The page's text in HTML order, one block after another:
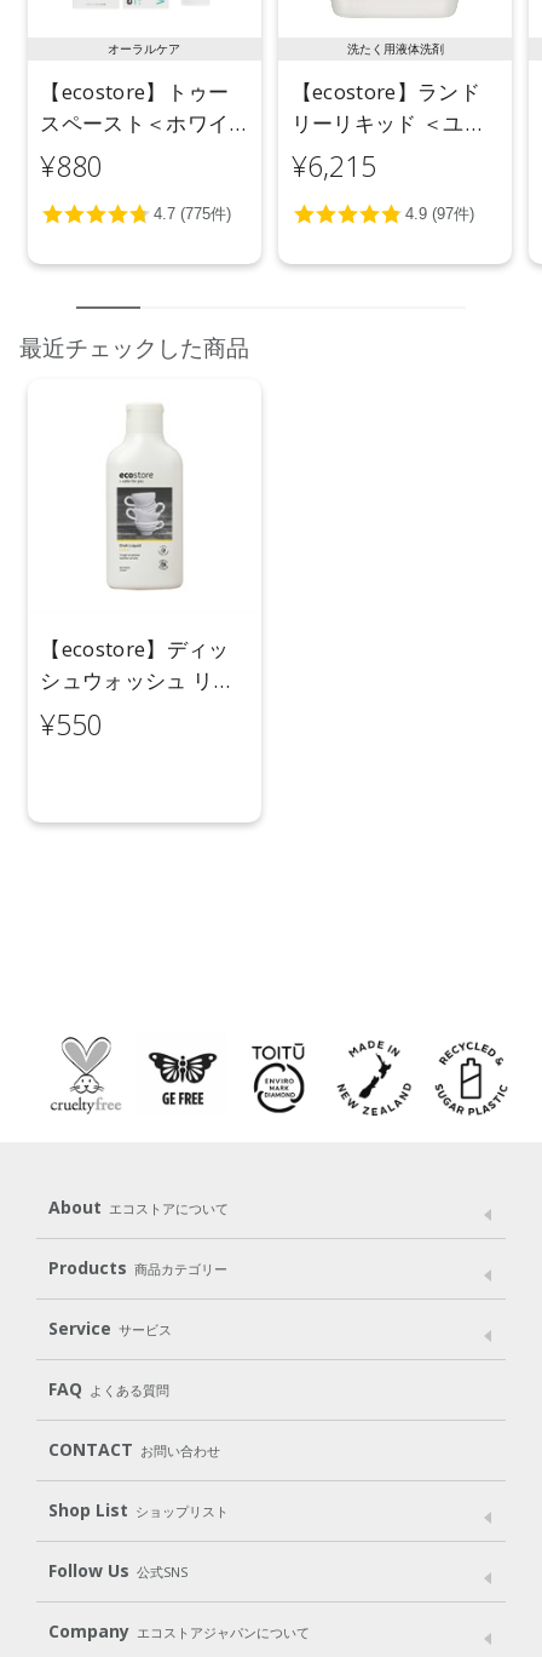
オーラルケア
【ecostore】トゥー
スペースト＜ホワイ
トニング＞ 100g
¥880
洗たく用液体洗剤
【ecostore】ランド
リーリキッド ＜ユー
カリ＞ 5L
¥6,215
最近チェックした商品
【ecostore】ディッ
シュウォッシュ リキ
ッド＜レモン＞
100mL
¥550
About エコストアについて
メッセージ ブランドストーリー
パッケージへのこだわり
動物実験をしない
Products 商品カテゴリー
Laundry
Body（ボディ） Hair（ヘア） Oral care（オーラルケア）
Goods （グッズ）
Gift set
Service サービス
User Guide
Subscription（定期便）
FAQ よくある質問
CONTACT お問い合わせ
Shop List ショップリスト
Shop List
Follow Us 公式SNS
LINE＠ Instagram Facebook
Company エコストアジャパンについて